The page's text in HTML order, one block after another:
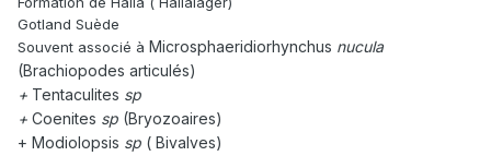
Gotland Suède
Souvent associé à Microsphaeridiorhynchus nucula
(Brachiopodes articulés)
+ Tentaculites sp
+ Coenites sp (Bryozoaires)
+ Modiolopsis sp ( Bivalves)